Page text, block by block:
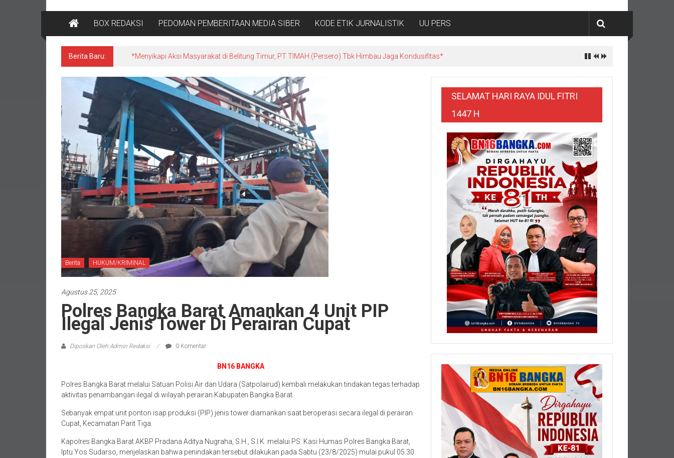
BOX REDAKSI PEDOMAN PEMBERITAAN MEDIA SIBER KODE ETIK JURNALISTIK UU PERS
Berita Baru: *Satgas Tricakti vs Polisi di Belitung: Ketika Negara Beradu Otoritas di Atas 52,5 Ton Pasir Timah*
Berita HUKUM/KRIMINAL
Agustus 25, 2025
Polres Bangka Barat Amankan 4 Unit PIP
Ilegal Jenis Tower Di Perairan Cupat
Diposkan Oleh:Admin Redaksi 0 Komentar
BN16 BANGKA
Polres Bangka Barat melalui Satuan Polisi Air dan Udara (Satpolairud) kembali melakukan tindakan tegas terhadap
aktivitas penambangan ilegal di wilayah perairan Kabupaten Bangka Barat.
Sebanyak empat unit ponton isap produksi (PIP) jenis tower diamankan saat beroperasi secara ilegal di perairan
Cupat, Kecamatan Parit Tiga.
Kapolres Bangka Barat AKBP Pradana Aditya Nugraha, S.H., S.I.K. melalui PS. Kasi Humas Polres Bangka Barat,
Iptu Yos Sudarso, menjelaskan bahwa penindakan tersebut dilakukan pada Sabtu (23/8/2025) mulai pukul 05.30
SELAMAT HARI RAYA IDUL FITRI
1447 H